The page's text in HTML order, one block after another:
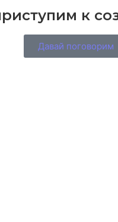
к
Давай поговорим